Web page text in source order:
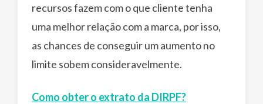
recursos fazem com o que cliente tenha
uma melhor relação com a marca, por isso,
as chances de conseguir um aumento no
limite sobem consideravelmente.
Como obter o extrato da DIRPF?